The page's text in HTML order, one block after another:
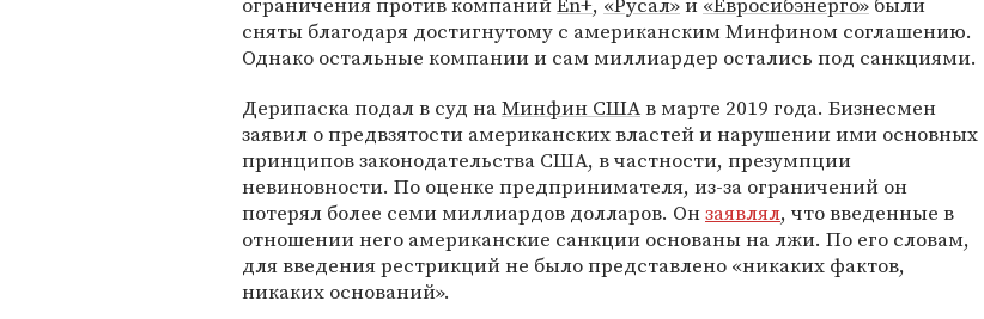
сняты благодаря достигнутому с американским Минфином соглашению.
Однако остальные компании и сам миллиардер остались под санкциями.
Дерипаска подал в суд наМинфин СШАв марте 2019 года. Бизнесмен
заявил о предвзятости американских властей и нарушении ими основных
принципов законодательства США, в частности, презумпции
невиновности. По оценке предпринимателя, из-за ограничений он
потерял более семи миллиардов долларов. Онзаявлял, что введенные в
отношении него американские санкции основаны на лжи. По его словам,
для введения рестрикций не было представлено «никаких фактов,
никаких оснований».